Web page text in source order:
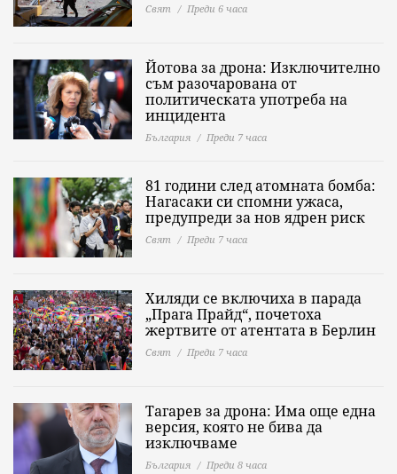
Свят Преди 6 часа
Йотова за дрона: Изключително
съм разочарована от
политическата употреба на
инцидента
България Преди 7 часа
81 години след атомната бомба:
Нагасаки си спомни ужаса,
предупреди за нов ядрен риск
Свят Преди 7 часа
Хиляди се включиха в парада
„Прага Прайд“, почетоха
жертвите от атентата в Берлин
Свят Преди 7 часа
Тагарев за дрона: Има още една
версия, която не бива да
изключваме
България Преди 8 часа